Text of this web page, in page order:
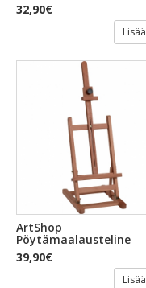
32,90€
Lisää
ArtShop
Pöytämaalausteline
39,90€
Lisää